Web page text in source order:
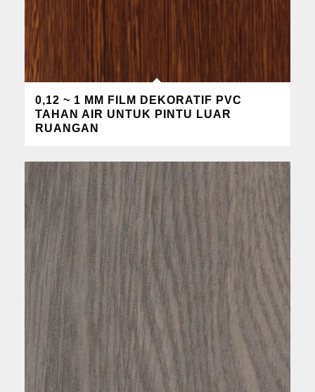
0,12 ~ 1 MM FILM DEKORATIF PVC
TAHAN AIR UNTUK PINTU LUAR
RUANGAN